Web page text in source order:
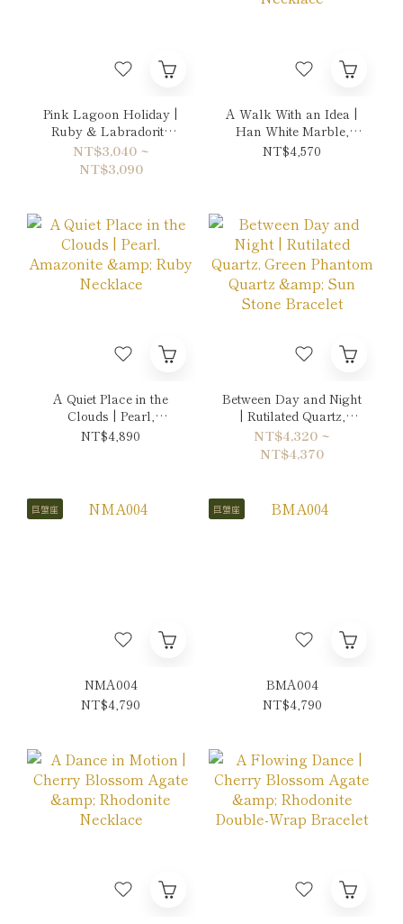
Pink Lagoon Holiday |
Ruby & Labradorite
Bracelet
NT$3,040 ~
NT$3,090
A Walk With an Idea |
Han White Marble,
Pearl & Amethyst
NT$4,570
A Quiet Place in the
Clouds | Pearl,
Amazonite & Ruby
NT$4,890
Between Day and Night
| Rutilated Quartz,
Green Phantom Quartz
& Sun Stone Bracelet
NT$4,320 ~
NT$4,370
巨蟹座
NMA004
NT$4,790
巨蟹座
BMA004
NT$4,790